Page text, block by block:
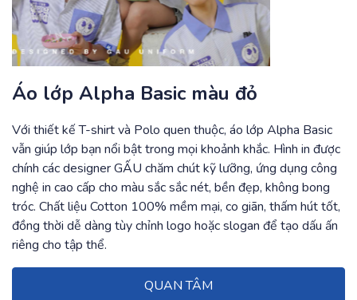
Áo lớp Alpha Basic màu đỏ
Với thiết kế T-shirt và Polo quen thuộc, áo lớp Alpha Basic
vẫn giúp lớp bạn nổi bật trong mọi khoảnh khắc. Hình in được
chính các designer GẤU chăm chút kỹ lưỡng, ứng dụng công
nghệ in cao cấp cho màu sắc sắc nét, bền đẹp, không bong
tróc. Chất liệu Cotton 100% mềm mại, co giãn, thấm hút tốt,
đồng thời dễ dàng tùy chỉnh logo hoặc slogan để tạo dấu ấn
riêng cho tập thể.
QUAN TÂM